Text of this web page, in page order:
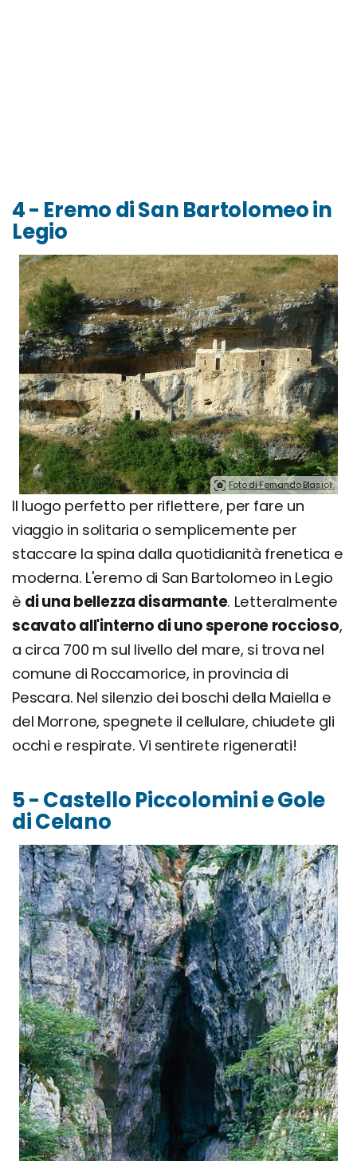
4 - Eremo di San Bartolomeo in
Legio
Foto di Fernando Blasioli.
Il luogo perfetto per riflettere, per fare un
viaggio in solitaria o semplicemente per
staccare la spina dalla quotidianità frenetica e
moderna. L'eremo di San Bartolomeo in Legio
è di una bellezza disarmante. Letteralmente
scavato all'interno di uno sperone roccioso,
a circa 700 m sul livello del mare, si trova nel
comune di Roccamorice, in provincia di
Pescara. Nel silenzio dei boschi della Maiella e
del Morrone, spegnete il cellulare, chiudete gli
occhi e respirate. Vi sentirete rigenerati!
5 - Castello Piccolomini e Gole
di Celano